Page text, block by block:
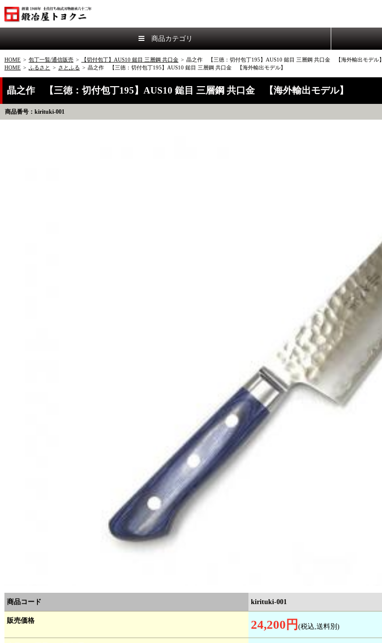
商品カテゴリ
HOME > 包丁一覧/通信販売 > 【切付包丁】AUS10 鎚目 三層鋼 共口金 > 晶之作 【三徳：切付包丁195】AUS10 鎚目 三層鋼 共口金 【海外輸出モデル】
HOME > ふるさと > さとふる > 晶之作 【三徳：切付包丁195】AUS10 鎚目 三層鋼 共口金 【海外輸出モデル】
晶之作 【三徳：切付包丁195】AUS10 鎚目 三層鋼 共口金 【海外輸出モデル】
商品番号：kirituki-001
商品コード kirituki-001
販売価格 24,200円 (税込,送料別)